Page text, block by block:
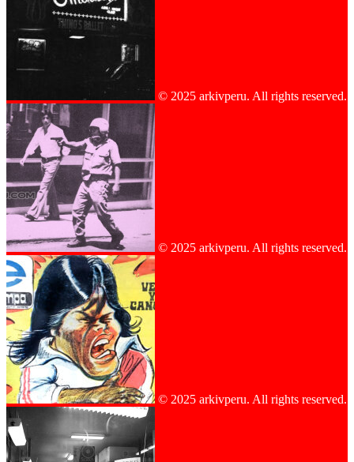
© 2025 arkivperu. All rights reserved.
© 2025 arkivperu. All rights reserved.
© 2025 arkivperu. All rights reserved.